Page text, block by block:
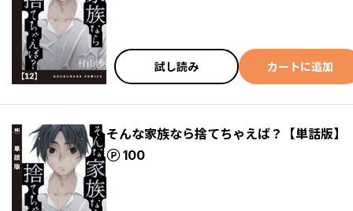
試し読み カートに追加
そんな家族なら捨てちゃえば？【単話版
100
ポイント